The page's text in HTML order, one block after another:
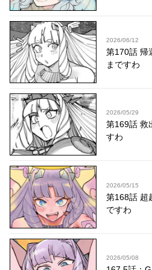
2026/06/12
第170話 帰
まですわ
2026/05/29
第169話 救
すわ
2026/05/15
第168話 超
ですわ
2026/05/08